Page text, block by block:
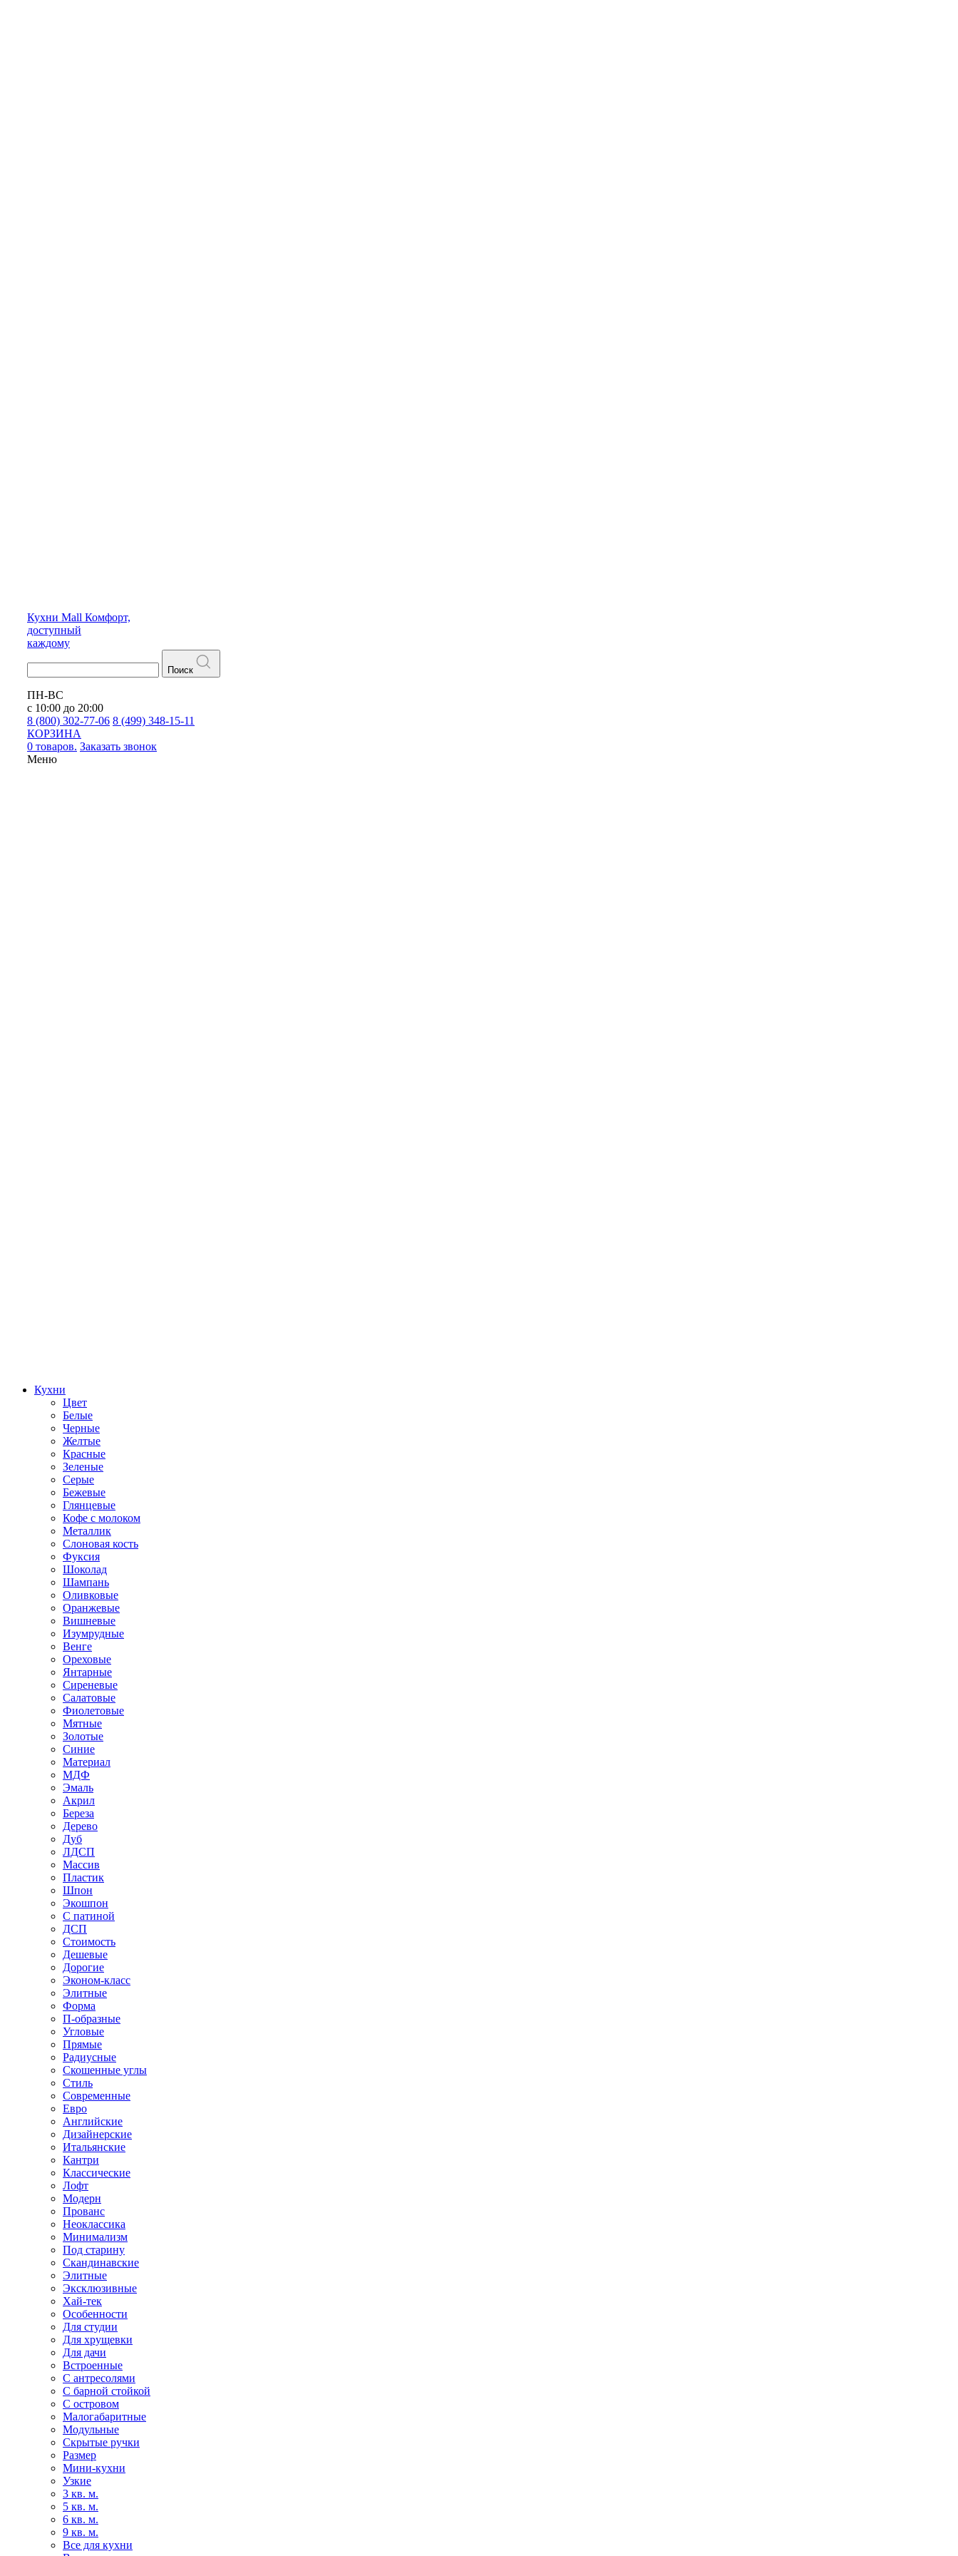
Кухни Mall Комфорт,
доступный
каждому
Поиск
ПН-ВС
с 10:00 до 20:00
8 (800) 302-77-06 8 (499) 348-15-11
КОРЗИНА
0 товаров. Заказать звонок
Меню
Кухни
Цвет
Белые
Черные
Желтые
Красные
Зеленые
Серые
Бежевые
Глянцевые
Кофе с молоком
Металлик
Слоновая кость
Фуксия
Шоколад
Шампань
Оливковые
Оранжевые
Вишневые
Изумрудные
Венге
Ореховые
Янтарные
Сиреневые
Салатовые
Фиолетовые
Мятные
Золотые
Синие
Материал
МДФ
Эмаль
Акрил
Береза
Дерево
Дуб
ЛДСП
Массив
Пластик
Шпон
Экошпон
С патиной
ДСП
Стоимость
Дешевые
Дорогие
Эконом-класс
Элитные
Форма
П-образные
Угловые
Прямые
Радиусные
Скошенные углы
Стиль
Современные
Евро
Английские
Дизайнерские
Итальянские
Кантри
Классические
Лофт
Модерн
Прованс
Неоклассика
Минимализм
Под старину
Скандинавские
Элитные
Эксклюзивные
Хай-тек
Особенности
Для студии
Для хрущевки
Для дачи
Встроенные
С антресолями
С барной стойкой
С островом
Малогабаритные
Модульные
Скрытые ручки
Размер
Мини-кухни
Узкие
3 кв. м.
5 кв. м.
6 кв. м.
9 кв. м.
Все для кухни